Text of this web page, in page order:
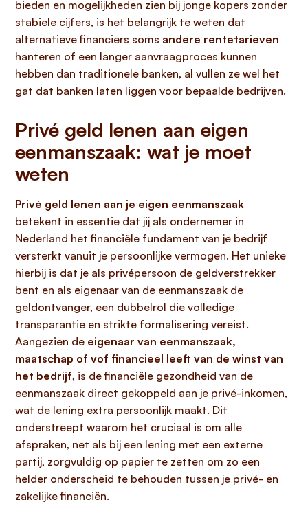
bieden en mogelijkheden zien bij jonge kopers zonder
stabiele cijfers, is het belangrijk te weten dat
alternatieve financiers soms andere rentetarieven
hanteren of een langer aanvraagproces kunnen
hebben dan traditionele banken, al vullen ze wel het
gat dat banken laten liggen voor bepaalde bedrijven.
Privé geld lenen aan eigen
eenmanszaak: wat je moet
weten
Privé geld lenen aan je eigen eenmanszaak
betekent in essentie dat jij als ondernemer in
Nederland het financiële fundament van je bedrijf
versterkt vanuit je persoonlijke vermogen. Het unieke
hierbij is dat je als privépersoon de geldverstrekker
bent en als eigenaar van de eenmanszaak de
geldontvanger, een dubbelrol die volledige
transparantie en strikte formalisering vereist.
Aangezien de eigenaar van eenmanszaak,
maatschap of vof financieel leeft van de winst van
het bedrijf, is de financiële gezondheid van de
eenmanszaak direct gekoppeld aan je privé-inkomen,
wat de lening extra persoonlijk maakt. Dit
onderstreept waarom het cruciaal is om alle
afspraken, net als bij een lening met een externe
partij, zorgvuldig op papier te zetten om zo een
helder onderscheid te behouden tussen je privé- en
zakelijke financiën.